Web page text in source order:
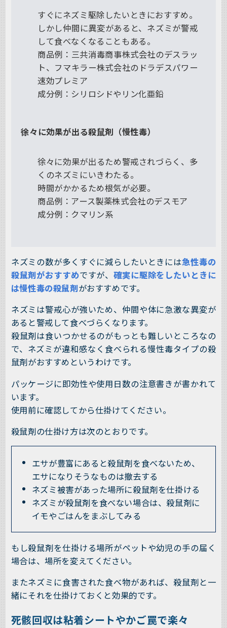
すぐにネズミ駆除したいときにおすすめ。
しかし仲間に異変があると、ネズミが警戒
して食べなくなることもある。
商品例：三共消毒商事株式会社のデスラッ
ト、フマキラー株式会社のドラデスパワー
速効プレミア
成分例：シリロシドやリン化亜鉛
徐々に効果が出る殺鼠剤（慢性毒）
徐々に効果が出るため警戒されづらく、多
くのネズミにいきわたる。
時間がかかるため根気が必要。
商品例：アース製薬株式会社のデスモア
成分例：クマリン系
ネズミの数が多くすぐに減らしたいときには急性毒の
殺鼠剤がおすすめですが、確実に駆除をしたいときに
は慢性毒の殺鼠剤がおすすめです。
ネズミは警戒心が強いため、仲間や体に急激な異変が
あると警戒して食べづらくなります。
殺鼠剤は食いつかせるのがもっとも難しいところなの
で、ネズミが違和感なく食べられる慢性毒タイプの殺
鼠剤がおすすめというわけです。
パッケージに即効性や使用日数の注意書きが書かれて
います。
使用前に確認してから仕掛けてください。
殺鼠剤の仕掛け方は次のとおりです。
エサが豊富にあると殺鼠剤を食べないため、
エサになりそうなものは撤去する
ネズミ被害があった場所に殺鼠剤を仕掛ける
ネズミが殺鼠剤を食べない場合は、殺鼠剤に
イモやごはんをまぶしてみる
もし殺鼠剤を仕掛ける場所がペットや幼児の手の届く
場合は、場所を変えてください。
またネズミに食害された食べ物があれば、殺鼠剤と一
緒にそれを仕掛けておくと効果的です。
死骸回収は粘着シートやかご罠で楽々